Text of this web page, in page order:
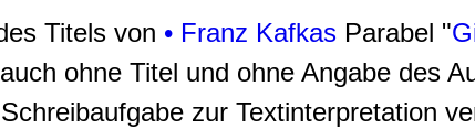
Titels von • Franz Kafkas Parabel "
ohne Titel und ohne Angabe des
zur Textinterpretation